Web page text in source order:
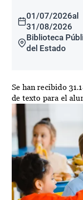
01/07/2026al
31/08/2026
Biblioteca
del Estado
Se han recibido
de texto para el